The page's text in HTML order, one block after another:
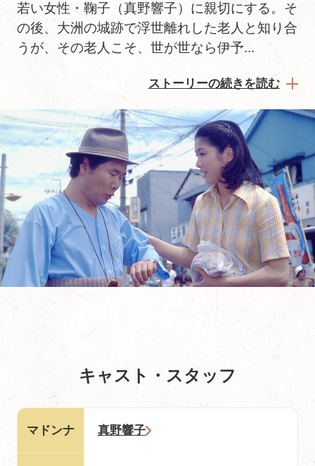
若い女性・鞠子（真野響子）に親切にする。そ
の後、大洲の城跡で浮世離れした老人と知り合
うが、その老人こそ、世が世なら伊予...
ストーリーの続きを読む
キャスト・スタッフ
マドンナ 真野響子